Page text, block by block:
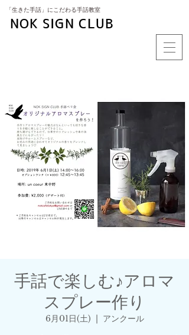
​「生きた手話」にこだわる手話教室
NOK SIGN CLUB
手話で楽しむ♪アロマ
スプレー作り
6月01日(土)
  |
アンクール